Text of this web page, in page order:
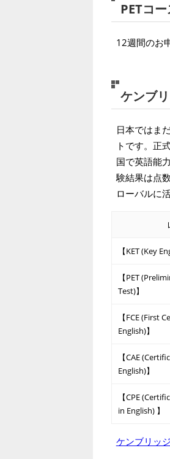
PETコ
12週間のお
ケンブ
日本ではま
トです。正
国で英語能
験結果は点
ローバルに
【KET (Key
【PET
Test)】
【FCE (First
English)】
【CAE
English)】
【CPE
in English) 】
ケンブリッ